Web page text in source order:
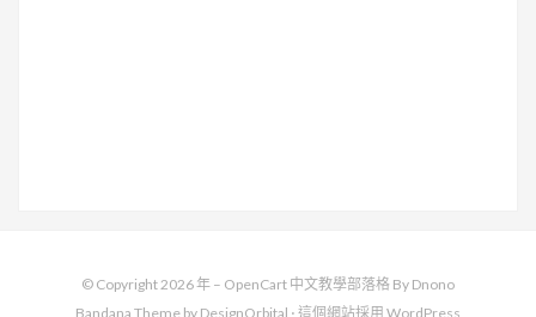
© Copyright 2026 年 – OpenCart 中文教學部落格 By Dnono
Bandana Theme by DesignOrbital ⋅ 這個網站採用 WordPress